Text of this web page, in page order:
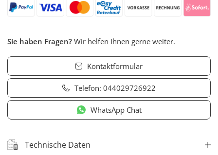
Sie haben Fragen? Wir helfen Ihnen gerne weiter.
Kontaktformular
Telefon: 044029726922
WhatsApp Chat
Technische Daten